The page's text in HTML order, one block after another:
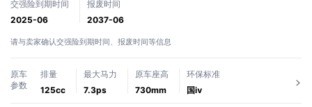
交强险到期时间
2025-06
报废时间
2037-06
请与卖家确认交强险到期时间、报废时间等信息
原车
参数
排量
125cc
最大马力
7.3ps
原车座高
730mm
环保标准
国ⅳ